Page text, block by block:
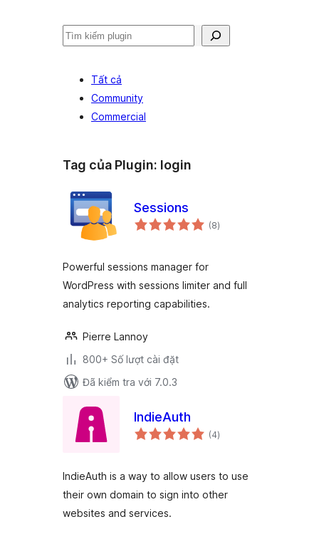
Tìm
Tất cả
Community
Commercial
Tag của Plugin: login
Sessions
(8tổng
đánh
)
Powerful sessions manager for
WordPress with sessions limiter and full
analytics reporting capabilities.
Pierre Lannoy
800+ Số lượt cài đặt
Đã kiểm tra với 7.0.3
IndieAuth
(4tổng
đánh
)
IndieAuth is a way to allow users to use
their own domain to sign into other
websites and services.